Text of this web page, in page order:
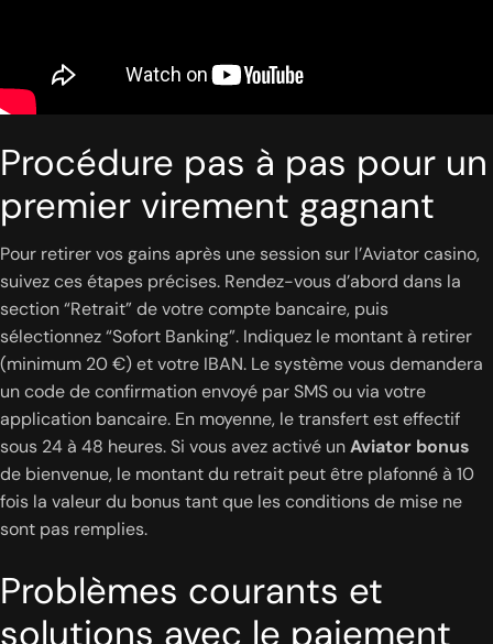
Procédure pas à pas pour un
premier virement gagnant
Pour retirer vos gains après une session sur l’Aviator casino,
suivez ces étapes précises. Rendez-vous d’abord dans la
section “Retrait” de votre compte bancaire, puis
sélectionnez “Sofort Banking”. Indiquez le montant à retirer
(minimum 20 €) et votre IBAN. Le système vous demandera
un code de confirmation envoyé par SMS ou via votre
application bancaire. En moyenne, le transfert est effectif
sous 24 à 48 heures. Si vous avez activé unAviator bonus
de bienvenue, le montant du retrait peut être plafonné à 10
fois la valeur du bonus tant que les conditions de mise ne
sont pas remplies.
Problèmes courants et
solutions avec le paiement